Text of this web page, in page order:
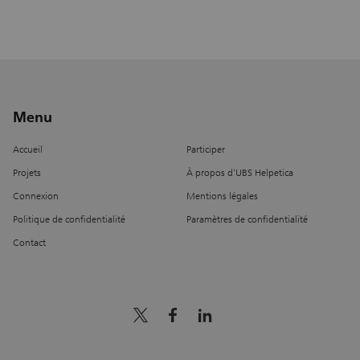
Menu
Accueil Participer
Projets À propos d’UBS Helpetica
Connexion Mentions légales
Politique de confidentialité Paramètres de confidentialité
Contact
x_logo facebook linkedin